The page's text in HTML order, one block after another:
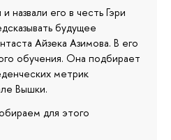
назвали его в честь Гэри
будущее
Айзека Азимова. В его
обучения. Она подбирает
метрик
Вышки.
для этого